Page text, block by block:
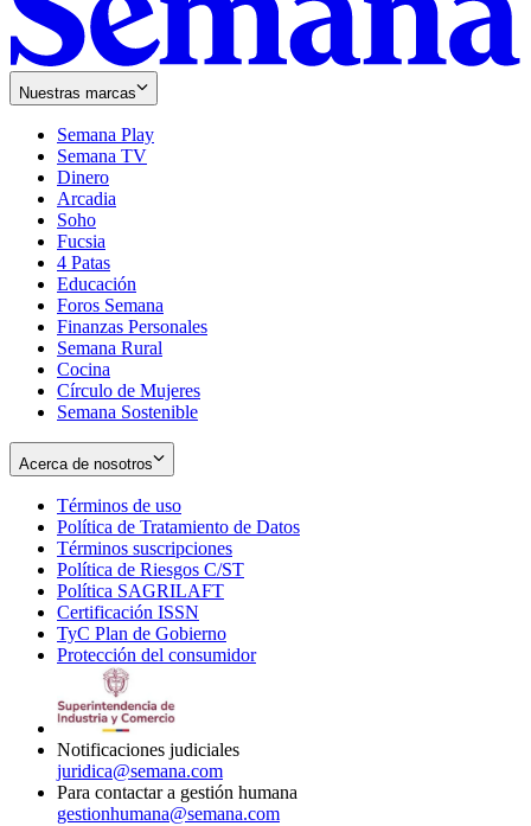
Nuestras marcas
Semana Play
Semana TV
Dinero
Arcadia
Soho
in
new
window
Fucsia
in
new
window
4 Patas
Educación
Foros Semana
Finanzas Personales
Semana Rural
Cocina
Círculo de Mujeres
Semana Sostenible
Acerca de nosotros
Términos de uso
in
new
window
Política de Tratamiento de Datos
Términos suscripciones
in
Política de Riesgos C/ST
Política SAGRILAFT
new
window
Certificación ISSN
in
new
TyC Plan de Gobierno
in
Protección del consumidorOpens
Notificaciones judiciales
juridica@semana.com
Para contactar a gestión humana
gestionhumana@semana.com